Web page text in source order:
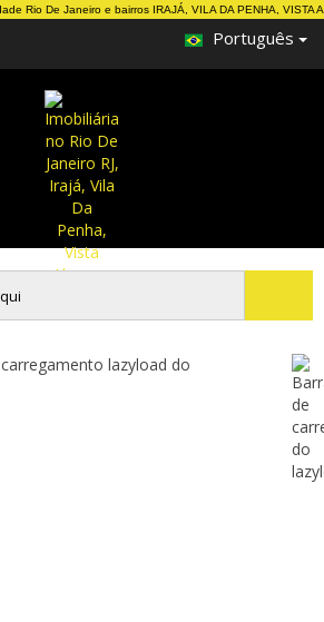
Rio De Janeiro e bairros IRAJÁ, VILA DA PENHA, VISTA
Português